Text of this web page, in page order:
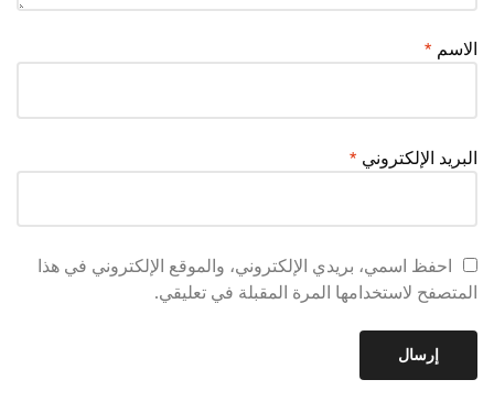
الاسم *
البريد الإلكتروني *
احفظ اسمي، بريدي الإلكتروني، والموقع الإلكتروني في هذا
المتصفح لاستخدامها المرة المقبلة في تعليقي.